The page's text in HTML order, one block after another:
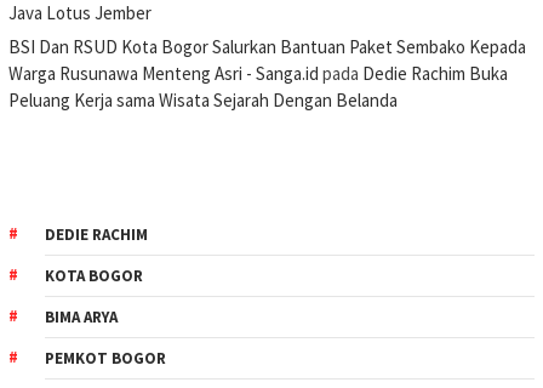
Java Lotus Jember
BSI Dan RSUD Kota Bogor Salurkan Bantuan Paket Sembako Kepada
Warga Rusunawa Menteng Asri - Sanga.id pada Dedie Rachim Buka
Peluang Kerja sama Wisata Sejarah Dengan Belanda
DEDIE RACHIM
KOTA BOGOR
BIMA ARYA
PEMKOT BOGOR